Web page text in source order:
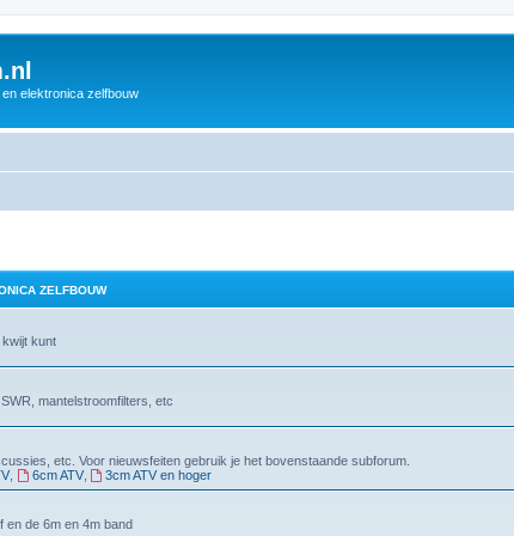
elektronica zelfbouw
ZELFBOUW
kwijt kunt
mantelstroomfilters, etc
etc. Voor nieuwsfeiten gebruik je het bovenstaande subforum.
, 6cm ATV, 3cm ATV en hoger
en de 6m en 4m band